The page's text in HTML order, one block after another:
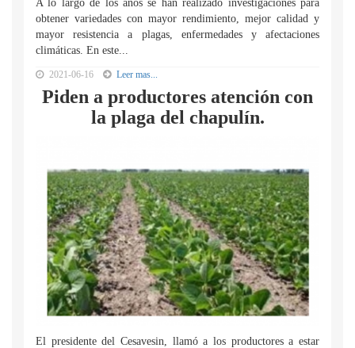
A lo largo de los años se han realizado investigaciones para
obtener variedades con mayor rendimiento, mejor calidad y
mayor resistencia a plagas, enfermedades y afectaciones
climáticas. En este...
2021-06-16 Leer mas...
Piden a productores atención con
la plaga del chapulín.
El presidente del Cesavesin, llamó a los productores a estar